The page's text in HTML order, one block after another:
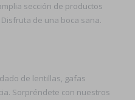
sección de productos
de una boca sana.
de lentillas, gafas
Sorpréndete con nuestros